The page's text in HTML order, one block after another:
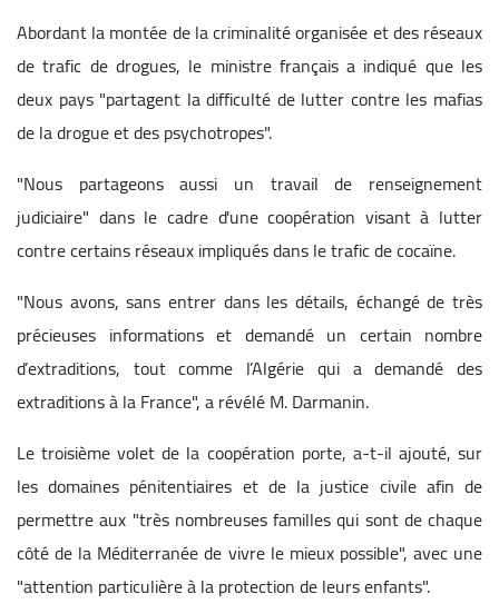
Abordant la montée de la criminalité organisée et des réseaux
de trafic de drogues, le ministre français a indiqué que les
deux pays "partagent la difficulté de lutter contre les mafias
de la drogue et des psychotropes".
"Nous partageons aussi un travail de renseignement
judiciaire" dans le cadre d'une coopération visant à lutter
contre certains réseaux impliqués dans le trafic de cocaïne.
"Nous avons, sans entrer dans les détails, échangé de très
précieuses informations et demandé un certain nombre
d’extraditions, tout comme l’Algérie qui a demandé des
extraditions à la France", a révélé M. Darmanin.
Le troisième volet de la coopération porte, a-t-il ajouté, sur
les domaines pénitentiaires et de la justice civile afin de
permettre aux "très nombreuses familles qui sont de chaque
côté de la Méditerranée de vivre le mieux possible", avec une
"attention particulière à la protection de leurs enfants".